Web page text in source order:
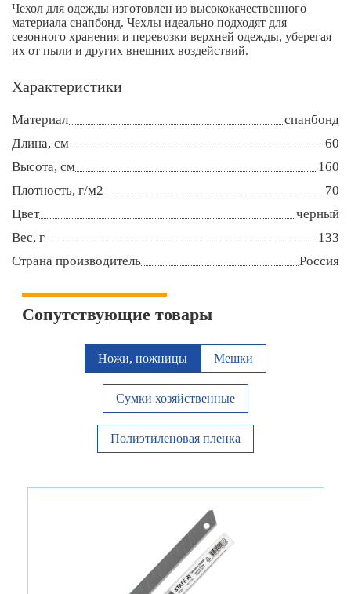
Чехол для одежды изготовлен из высококачественного
материала снапбонд. Чехлы идеально подходят для
сезонного хранения и перевозки верхней одежды, уберегая
их от пыли и других внешних воздействий.
Характеристики
Материал
спанбонд
Длина, см
60
Высота, см
160
Плотность, г/м2
70
Цвет
черный
Вес, г
133
Страна производитель
Россия
Сопутствующие товары
Ножи, ножницы Мешки
Сумки хозяйственные
Полиэтиленовая пленка